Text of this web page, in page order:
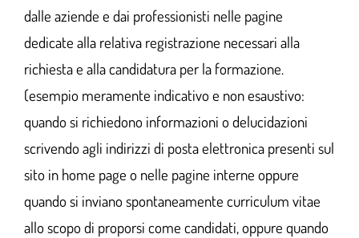
dalle aziende e dai professionisti nelle pagine
dedicate alla relativa registrazione necessari alla
richiesta e alla candidatura per la formazione.
(esempio meramente indicativo e non esaustivo:
quando si richiedono informazioni o delucidazioni
scrivendo agli indirizzi di posta elettronica presenti sul
sito in home page o nelle pagine interne oppure
quando si inviano spontaneamente curriculum vitae
allo scopo di proporsi come candidati, oppure quando